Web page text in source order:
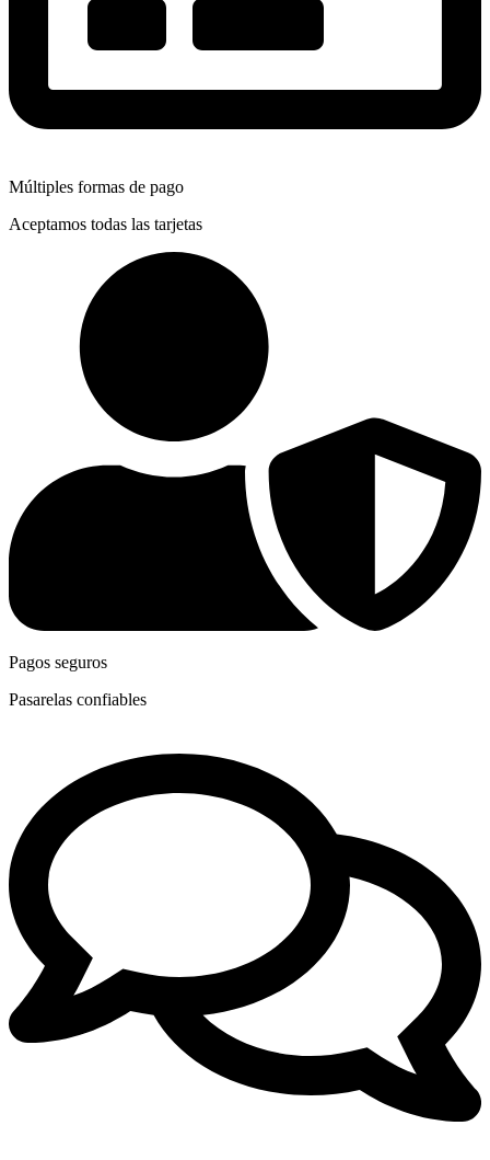
Múltiples formas de pago
Aceptamos todas las tarjetas
Pagos seguros
Pasarelas confiables